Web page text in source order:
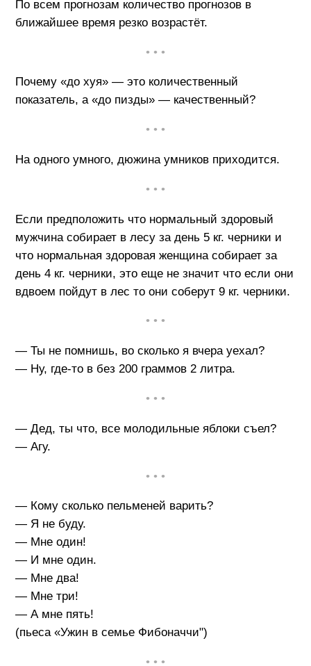
По всем прогнозам количество прогнозов в
ближайшее время резко возрастёт.
• • •
Почему «до хуя» — это количественный
показатель, а «до пизды» — качественный?
• • •
На одного умного, дюжина умников приходится.
• • •
Если предположить что нормальный здоровый
мужчина собирает в лесу за день 5 кг. черники и
что нормальная здоровая женщина собирает за
день 4 кг. черники, это еще не значит что если они
вдвоем пойдут в лес то они соберут 9 кг. черники.
• • •
— Ты не помнишь, во сколько я вчера уехал?
— Ну, где-то в без 200 граммов 2 литра.
• • •
— Дед, ты что, все молодильные яблоки съел?
— Агу.
• • •
— Кому сколько пельменей варить?
— Я не буду.
— Мне один!
— И мне один.
— Мне два!
— Мне три!
— А мне пять!
(пьеса «Ужин в семье Фибоначчи")
• • •